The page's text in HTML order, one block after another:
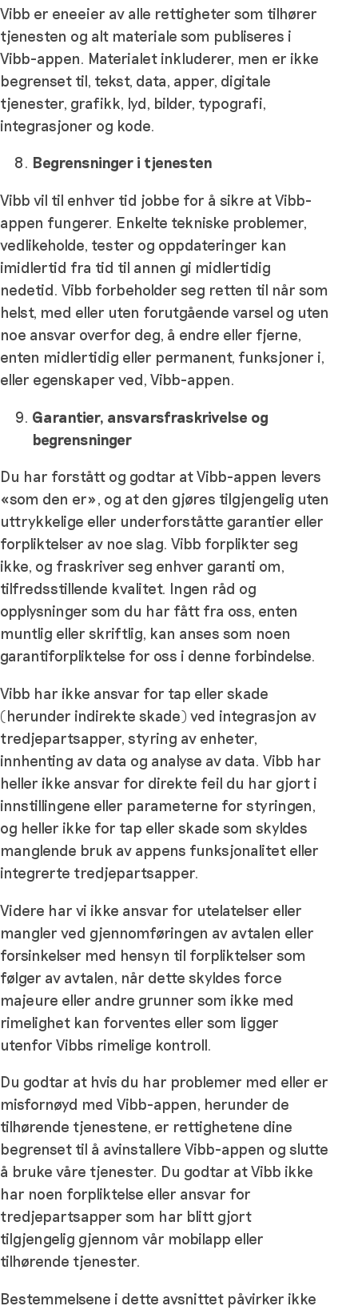
Vibb er eneeier av alle rettigheter som tilhører
tjenesten og alt materiale som publiseres i
Vibb-appen. Materialet inkluderer, men er ikke
begrenset til, tekst, data, apper, digitale
tjenester, grafikk, lyd, bilder, typografi,
integrasjoner og kode.
Begrensninger i tjenesten
Vibb vil til enhver tid jobbe for å sikre at Vibb-
appen fungerer. Enkelte tekniske problemer,
vedlikeholde, tester og oppdateringer kan
imidlertid fra tid til annen gi midlertidig
nedetid. Vibb forbeholder seg retten til når som
helst, med eller uten forutgående varsel og uten
noe ansvar overfor deg, å endre eller fjerne,
enten midlertidig eller permanent, funksjoner i,
eller egenskaper ved, Vibb-appen.
Garantier, ansvarsfraskrivelse og
begrensninger
Du har forstått og godtar at Vibb-appen levers
«som den er», og at den gjøres tilgjengelig uten
uttrykkelige eller underforståtte garantier eller
forpliktelser av noe slag. Vibb forplikter seg
ikke, og fraskriver seg enhver garanti om,
tilfredsstillende kvalitet. Ingen råd og
opplysninger som du har fått fra oss, enten
muntlig eller skriftlig, kan anses som noen
garantiforpliktelse for oss i denne forbindelse.
Vibb har ikke ansvar for tap eller skade
(herunder indirekte skade) ved integrasjon av
tredjepartsapper, styring av enheter,
innhenting av data og analyse av data. Vibb har
heller ikke ansvar for direkte feil du har gjort i
innstillingene eller parameterne for styringen,
og heller ikke for tap eller skade som skyldes
manglende bruk av appens funksjonalitet eller
integrerte tredjepartsapper.
Videre har vi ikke ansvar for utelatelser eller
mangler ved gjennomføringen av avtalen eller
forsinkelser med hensyn til forpliktelser som
følger av avtalen, når dette skyldes force
majeure eller andre grunner som ikke med
rimelighet kan forventes eller som ligger
utenfor Vibbs rimelige kontroll.
Du godtar at hvis du har problemer med eller er
misfornøyd med Vibb-appen, herunder de
tilhørende tjenestene, er rettighetene dine
begrenset til å avinstallere Vibb-appen og slutte
å bruke våre tjenester. Du godtar at Vibb ikke
har noen forpliktelse eller ansvar for
tredjepartsapper som har blitt gjort
tilgjengelig gjennom vår mobilapp eller
tilhørende tjenester.
Bestemmelsene i dette avsnittet påvirker ikke